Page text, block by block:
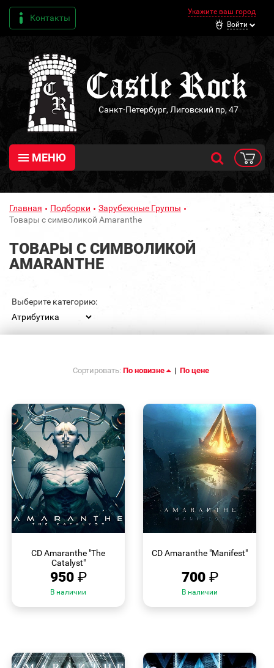
Контакты
Укажите ваш город
Войти
Санкт-Петербург, Лиговский пр, 47
МЕНЮ
Главная Подборки
Зарубежные Группы
Товары с символикой Amaranthe
ТОВАРЫ С СИМВОЛИКОЙ
AMARANTHE
Выберите категорию:
Сортировать: По новизне | По цене
CD Amaranthe "The
Catalyst"
950 ₽
В наличии
CD Amaranthe "Manifest"
700 ₽
В наличии